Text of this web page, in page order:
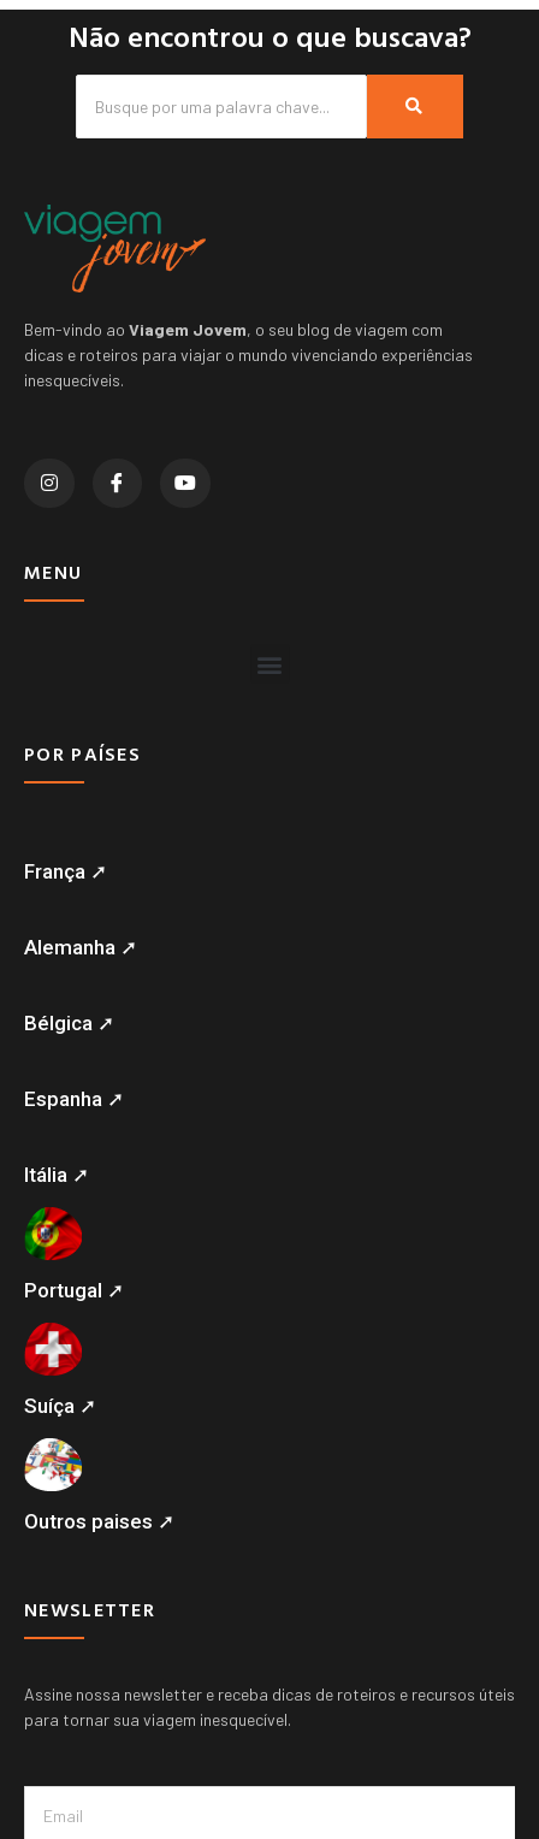
Não encontrou o que buscava?
Bem-vindo ao Viagem Jovem, o seu blog de viagem com
dicas e roteiros para viajar o mundo vivenciando experiências
inesquecíveis.
MENU
POR PAÍSES
França ➚
Alemanha ➚
Bélgica ➚
Espanha ➚
Itália ➚
Portugal ➚
Suíça ➚
Outros paises ➚
NEWSLETTER
Assine nossa newsletter e receba dicas de roteiros e recursos úteis
para tornar sua viagem inesquecível.